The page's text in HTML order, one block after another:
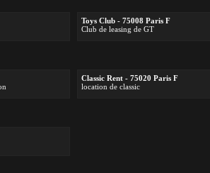
Toys Club - 75008 Paris F
Club de leasing de GT
Classic Rent - 75020 Paris F
location de classic